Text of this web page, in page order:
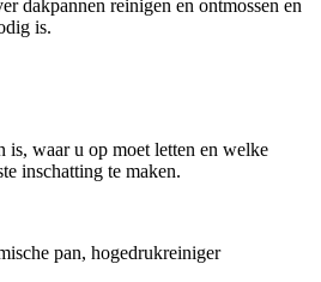
dakpannen reinigen en ontmossen en
is.
waar u op moet letten en welke
inschatting te maken.
pan, hogedrukreiniger